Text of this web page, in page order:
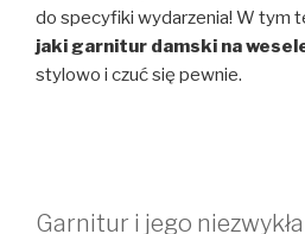
do specyfiki wydarzenia! W tym
jaki garnitur damski na
stylowo i czuć się pewnie.
Garnitur i jego